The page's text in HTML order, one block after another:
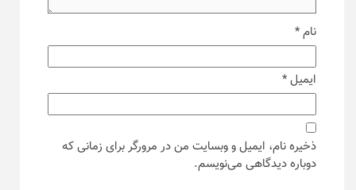
نام*
ایمیل*
ذخیره نام، ایمیل و وبسایت من در مرورگر برای زمانی که
دوباره دیدگاهی می‌نویسم.